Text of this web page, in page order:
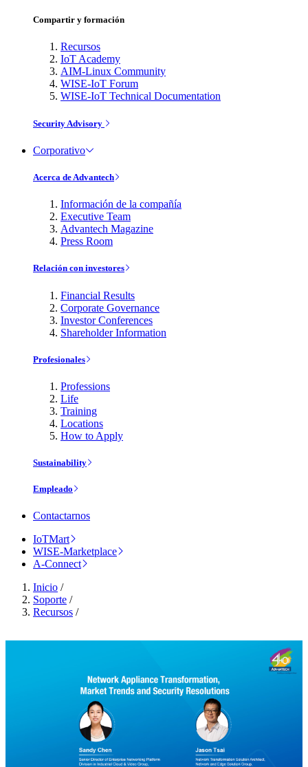
Compartir y formación
Recursos
IoT Academy
AIM-Linux Community
WISE-IoT Forum
WISE-IoT Technical Documentation
Security Advisory
Corporativo
Acerca de Advantech
Información de la compañía
Executive Team
Advantech Magazine
Press Room
Relación con investores
Financial Results
Corporate Governance
Investor Conferences
Shareholder Information
Profesionales
Professions
Life
Training
Locations
How to Apply
Sustainability
Empleado
Contactarnos
IoTMart
WISE-Marketplace
A-Connect
Inicio /
Soporte /
Recursos /